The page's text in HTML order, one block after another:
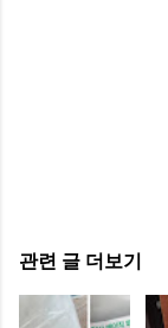
관련 글 더보기